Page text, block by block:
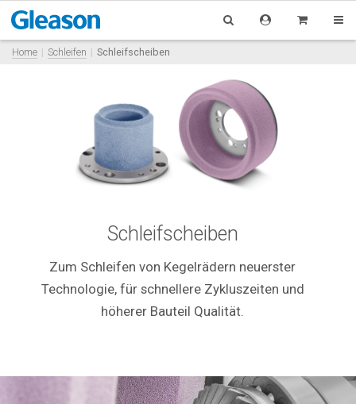
Home Schleifen Schleifscheiben
Schleifscheiben
Zum Schleifen von Kegelrädern neuerster
Technologie, für schnellere Zykluszeiten und
höherer Bauteil Qualität.